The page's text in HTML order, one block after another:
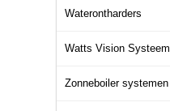
Waterontharders
Watts Vision Systeem
Zonneboiler systemen